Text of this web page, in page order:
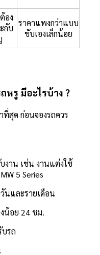
อง
กับ ราคาแพงกว่าแบบ
ขับเองเล็กน้อย
หรู มีอะไรบ้าง ?
ที่สุด ก่อนจองรถควร
งาน เช่น งานแต่งใช้
5 Series
นและรายเดือน
น้อย 24 ชม.
รถ